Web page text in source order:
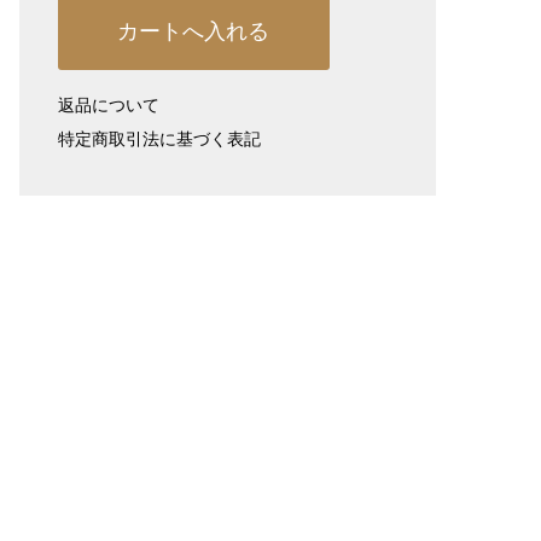
返品について
特定商取引法に基づく表記